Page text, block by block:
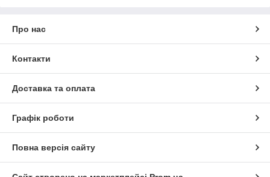
Про нас
Контакти
Доставка та оплата
Графік роботи
Повна версія сайту